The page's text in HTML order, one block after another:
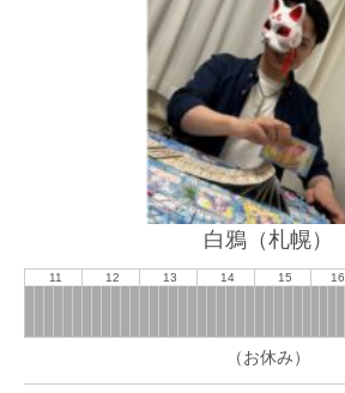
白鴉（札幌）
11 12 13 14 15 16
（お休み）